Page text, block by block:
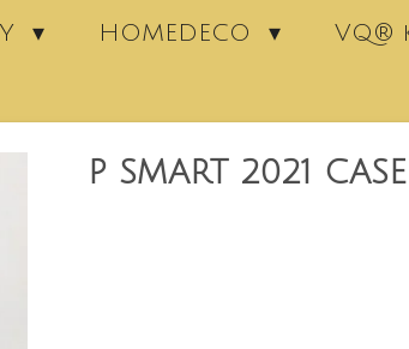
HOMEDECO
VQ®
P SMART 2021 CASE